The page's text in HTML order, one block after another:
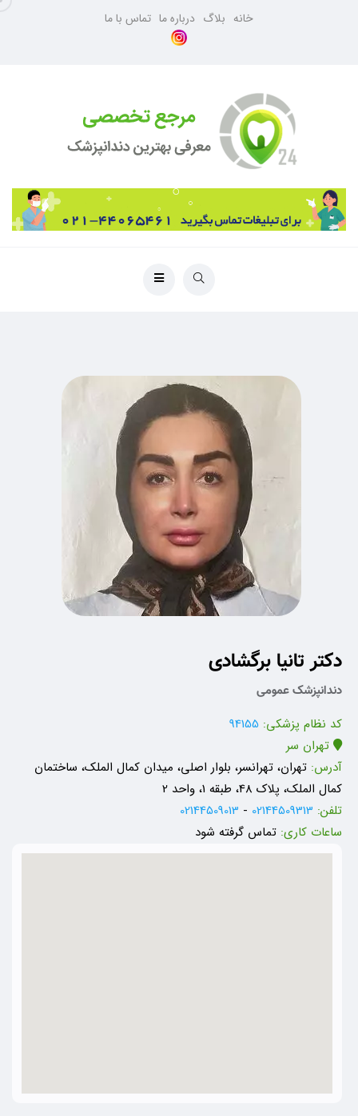
خانه بلاگ درباره ما تماس با ما
دکتر تانیا برگشادی
دندانپزشک عمومی
کد نظام پزشکی: 94155
تهران سر
آدرس: تهران، تهرانسر، بلوار اصلی، میدان کمال الملک، ساختمان
کمال الملک، پلاک 48، طبقه 1، واحد 2
تلفن: 02144509313
-
02144509013
ساعات کاری: تماس گرفته شود